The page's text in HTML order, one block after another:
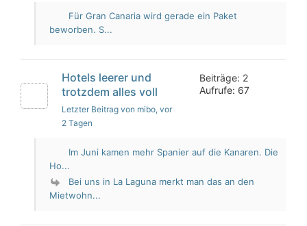
Für Gran Canaria wird gerade ein Paket
beworben. S...
Hotels leerer und
trotzdem alles voll
Letzter Beitrag von mibo, vor
2 Tagen
Beiträge: 2
Aufrufe: 67
Im Juni kamen mehr Spanier auf die Kanaren. Die
Ho...
Bei uns in La Laguna merkt man das an den
Mietwohn...